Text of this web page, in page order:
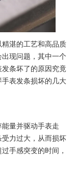
湛的工艺和高品质
现问题，其中一个
条坏了的原因究竟
表发条损坏的几大
量并驱动手表走
力过大，从而损坏
手感突变的时间，